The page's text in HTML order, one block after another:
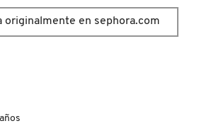
originalmente en sephora.com